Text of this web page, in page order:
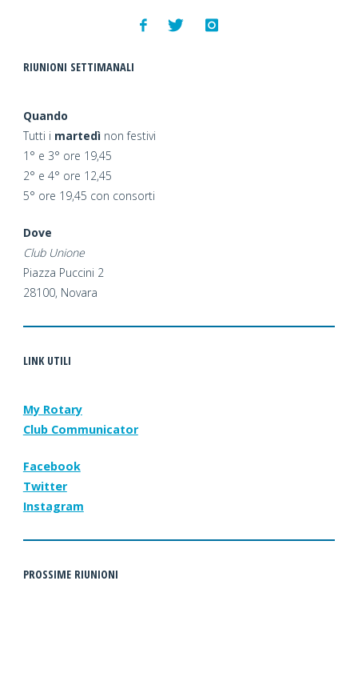
RIUNIONI SETTIMANALI
Quando
Tutti i martedì non festivi
1° e 3° ore 19,45
2° e 4° ore 12,45
5° ore 19,45 con consorti
Dove
Club Unione
Piazza Puccini 2
28100, Novara
LINK UTILI
My Rotary
Club Communicator
Facebook
Twitter
Instagram
PROSSIME RIUNIONI